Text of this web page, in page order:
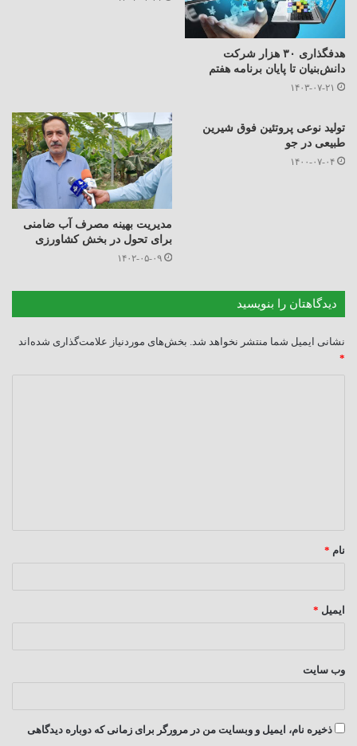
هدفگذاری ۳۰ هزار شرکت
دانش‌بنیان تا پایان برنامه هفتم
۱۴۰۳-۰۷-۲۱
تولید نوعی پروتئین فوق شیرین
طبیعی در جو
۱۴۰۰-۰۷-۰۴
مدیریت بهینه مصرف آب ضامنی
برای تحول در بخش کشاورزی
۱۴۰۲-۰۵-۰۹
دیدگاهتان را بنویسید
نشانی ایمیل شما منتشر نخواهد شد. بخش‌های موردنیاز علامت‌گذاری شده‌اند
*
نام *
ایمیل *
وب‌ سایت
ذخیره نام، ایمیل و وبسایت من در مرورگر برای زمانی که دوباره دیدگاهی